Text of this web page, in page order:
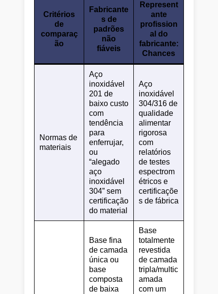
Critérios
de
comparaç
ão
Fabricante
s de
padrões
não
fiáveis
Represent
ante
profission
al do
fabricante:
Chances
Normas de
materiais
Aço
inoxidável
201 de
baixo custo
com
tendência
para
enferrujar,
ou
“alegado
aço
inoxidável
304” sem
certificação
do material
Aço
inoxidável
304/316 de
qualidade
alimentar
rigorosa
com
relatórios
de testes
espectrom
étricos e
certificaçõe
s de fábrica
Base fina
de camada
única ou
base
composta
de baixa
Base
totalmente
revestida
de camada
tripla/multic
amada
com um